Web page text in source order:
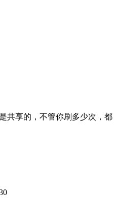
共享的，不管你刷多少次，都